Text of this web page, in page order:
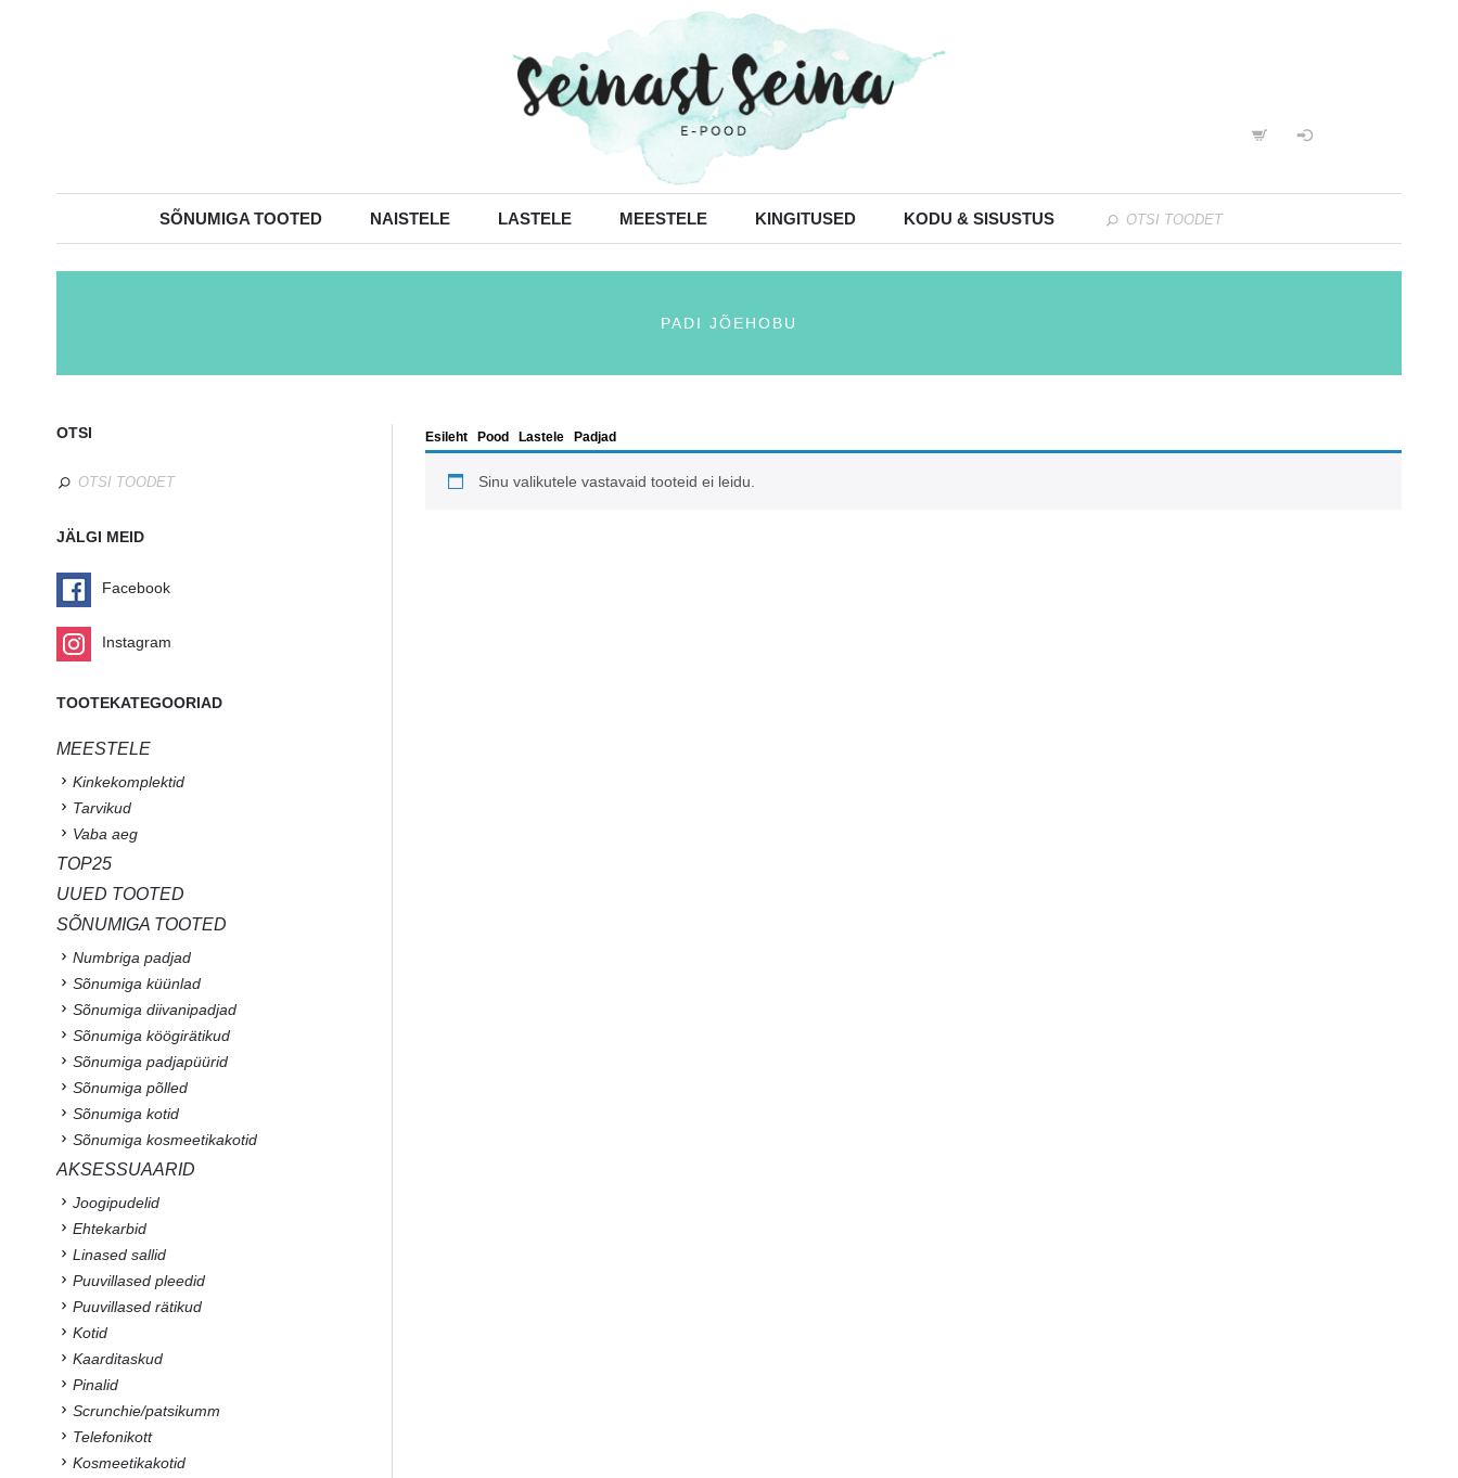
SÕNUMIGA TOOTED NAISTELE LASTELE MEESTELE KINGITUSED KODU & SISUSTUS
PADI JÕEHOBU
Esileht /Pood /Lastele /Padjad
Sinu valikutele vastavaid tooteid ei leidu.
OTSI
JÄLGI MEID
Facebook
Instagram
TOOTEKATEGOORIAD
MEESTELE
Kinkekomplektid
Tarvikud
Vaba aeg
TOP25
UUED TOOTED
SÕNUMIGA TOOTED
Numbriga padjad
Sõnumiga küünlad
Sõnumiga diivanipadjad
Sõnumiga köögirätikud
Sõnumiga padjapüürid
Sõnumiga põlled
Sõnumiga kotid
Sõnumiga kosmeetikakotid
AKSESSUAARID
Joogipudelid
Ehtekarbid
Linased sallid
Puuvillased pleedid
Puuvillased rätikud
Kotid
Kaarditaskud
Pinalid
Scrunchie/patsikumm
Telefonikott
Kosmeetikakotid